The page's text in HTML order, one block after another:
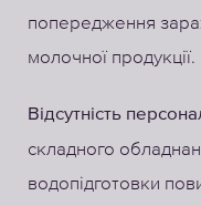
попередження
молочної продукції.
Відсутність
складного
водопідготовки